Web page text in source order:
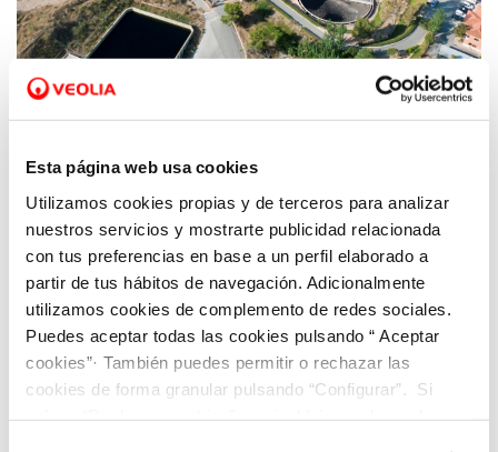
Esta página web usa cookies
Utilizamos cookies propias y de terceros para analizar
nuestros servicios y mostrarte publicidad relacionada
con tus preferencias en base a un perfil elaborado a
partir de tus hábitos de navegación. Adicionalmente
utilizamos cookies de complemento de redes sociales.
Puedes aceptar todas las cookies pulsando “ Aceptar
cookies”· También puedes permitir o rechazar las
cookies de forma granular pulsando “Configurar”. Si
Hidraqua apuesta por naturalizar
plásticos para enfrentar el desafío climático